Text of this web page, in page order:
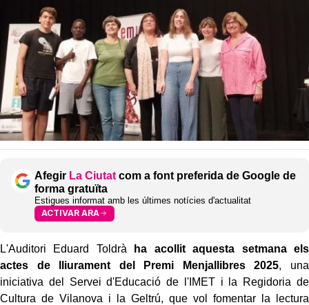
Afegir La Ciutat com a font preferida de Google de
forma gratuïta
Estigues informat amb les últimes notícies d'actualitat
ACTIVAR ARA
L'Auditori Eduard Toldrà
ha acollit aquesta setmana els
actes de lliurament del Premi Menjallibres 2025, una
iniciativa del Servei d'Educació de l'IMET i la Regidoria de
Cultura de Vilanova i la Geltrú, que vol fomentar la lectura